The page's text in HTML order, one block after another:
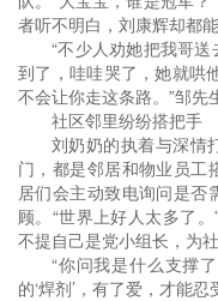
者听不明白，刘康辉却都能
“不少人劝她把我哥
到了，哇哇哭了，她就哄
不会让你走这条路。”邹先
社区邻里纷纷搭把手
刘奶奶的执着与深情
门，都是邻居和物业员工
居们会主动致电询问是否
顾。“世界上好人太多了
不提自己是党小组长，为
“你问我是什么支撑
的‘焊剂’，有了爱，才能忍